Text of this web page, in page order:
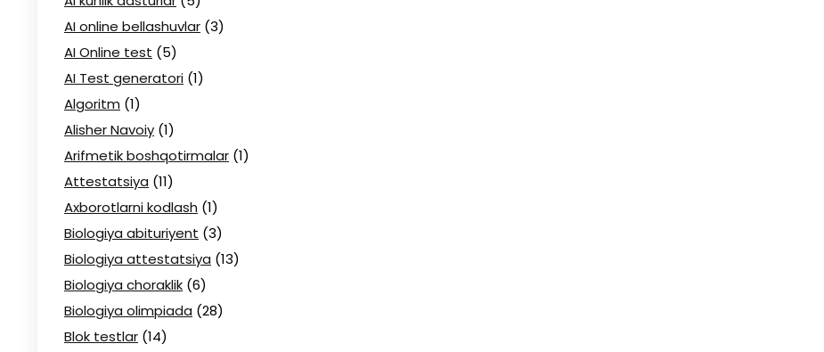
AI online bellashuvlar (3)
AI Online test (5)
AI Test generatori (1)
Algoritm (1)
Alisher Navoiy (1)
Arifmetik boshqotirmalar (1)
Attestatsiya (11)
Axborotlarni kodlash (1)
Biologiya abituriyent (3)
Biologiya attestatsiya (13)
Biologiya choraklik (6)
Biologiya olimpiada (28)
Blok testlar (14)